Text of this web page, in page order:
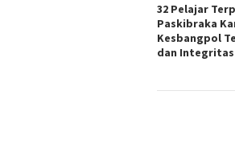
32 Pelajar
Paskibraka
Kesbangpol
dan Integritas